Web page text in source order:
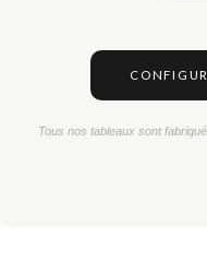
Tous nos tableaux sont